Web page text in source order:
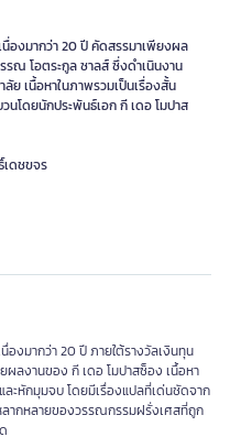
องมากว่า 20 ปี คัดสรรมาเพียงผล
ณ โอตระกูล ซาลส์ ซึ่งดำเนินงาน
เนื้อหาในภาพรวมเป็นเรื่องสั้น
โดยนักประพันธ์เอก กี เดอ โมปาส
ดชขจร
งมากว่า 20 ปี ภายใต้รางวัลเงินทุน
ลงานของ กี เดอ โมปาสซ็อง เนื้อหา
ะหักมุมจบ โดยมีเรื่องแปลที่เด่นชัดจาก
ากหลายของวรรณกรรมฝรั่งเศสที่ถูก